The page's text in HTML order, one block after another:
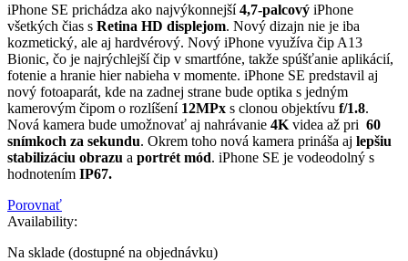
iPhone SE prichádza ako najvýkonnejší4,7-palcový iPhone
všetkých čias s Retina HD displejom. Nový dizajn nie je iba
kozmetický, ale aj hardvérový. Nový iPhone využíva čip A13
Bionic, čo je najrýchlejší čip v smartfóne, takže spúšťanie aplikácií,
fotenie a hranie hier nabieha v momente. iPhone SE predstavil aj
nový fotoaparát, kde na zadnej strane bude optika s jedným
kamerovým čipom o rozlíšení 12MPx s clonou objektívu f/1.8.
Nová kamera bude umožnovať aj nahrávanie 4K videa až pri 60
snímkoch za sekundu. Okrem toho nová kamera prináša aj lepšiu
stabilizáciu obrazu a portrét mód. iPhone SE je vodeodolný s
hodnotením IP67.
Porovnať
Availability:
Na sklade (dostupné na objednávku)